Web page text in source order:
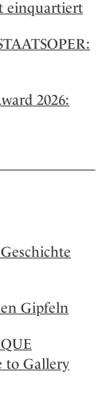
einquartiert
2026:
Gipfeln
to Gallery